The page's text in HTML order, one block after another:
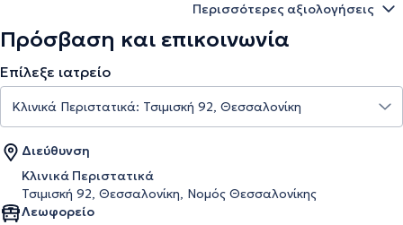
Περισσότερες αξιολογήσεις
Πρόσβαση και επικοινωνία
Επίλεξε ιατρείο
Διεύθυνση
Κλινικά Περιστατικά
Τσιμισκή 92, Θεσσαλονίκη, Νομός Θεσσαλονίκης
Λεωφορείο